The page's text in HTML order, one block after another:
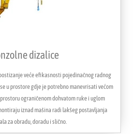
dizalice
veće efikasnosti pojedinačnog radnog
u prostore gdje je potrebno manevrisati većom
ograničenom dohvatom ruke i uglom
iznad mašina radi lakšeg postavljanja
za obradu, doradu i slično.